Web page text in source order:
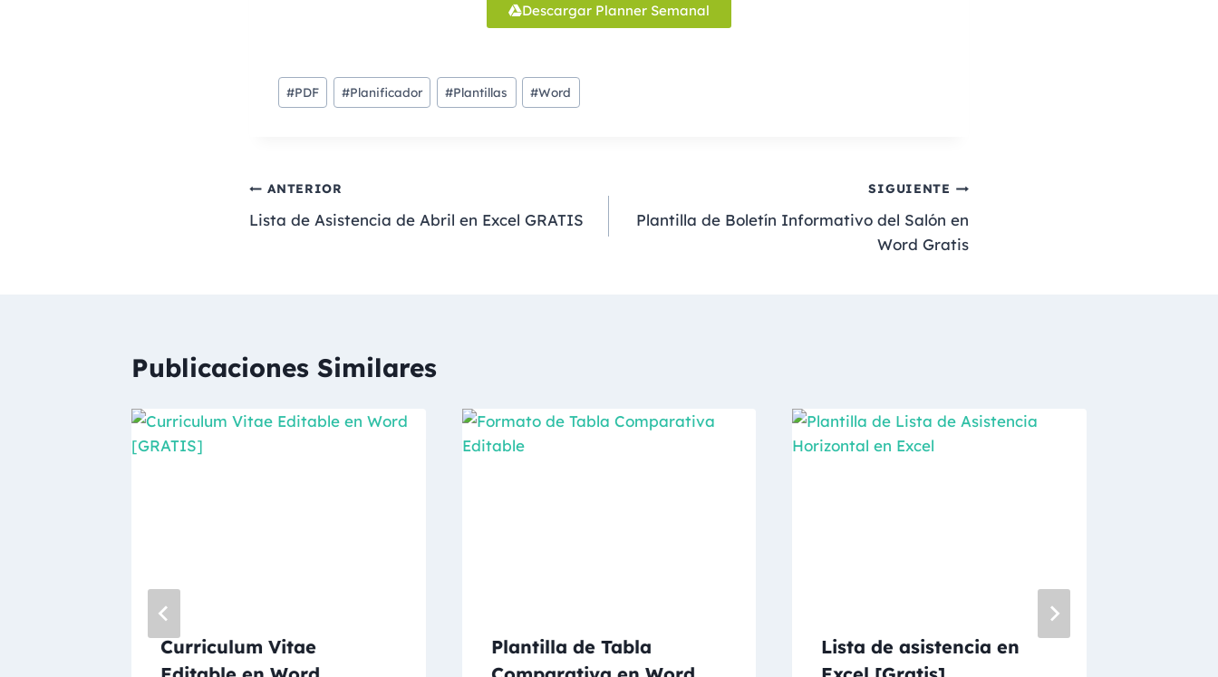
Descargar Planner Semanal
#PDF #Planificador #Plantillas #Word
ANTERIOR
Lista de Asistencia de Abril en Excel GRATIS
SIGUIENTE
Plantilla de Boletín Informativo del Salón en
Word Gratis
Publicaciones Similares
Curriculum Vitae
Plantilla de Tabla
Lista de asistencia en